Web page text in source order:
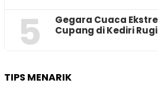
5
‎Gegara Cuaca
Cupang di Kediri
TIPS MENARIK